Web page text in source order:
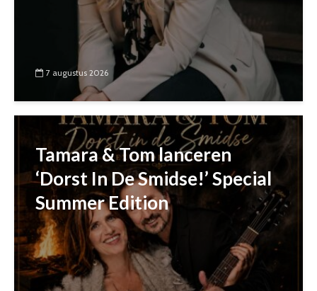
7 augustus 2026
Tamara & Tom lanceren
‘Dorst In De Smidse!’ Special
Summer Edition